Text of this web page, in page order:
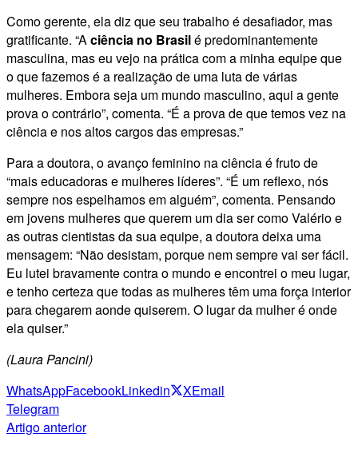
Como gerente, ela diz que seu trabalho é desafiador, mas
gratificante. “Aciência no Brasilé predominantemente
masculina, mas eu vejo na prática com a minha equipe que
o que fazemos é a realização de uma luta de várias
mulheres. Embora seja um mundo masculino, aqui a gente
prova o contrário”, comenta. “É a prova de que temos vez na
ciência e nos altos cargos das empresas.”
Para a doutora, o avanço feminino na ciência é fruto de
“mais educadoras e mulheres líderes”. “É um reflexo, nós
sempre nos espelhamos em alguém”, comenta. Pensando
em jovens mulheres que querem um dia ser como Valério e
as outras cientistas da sua equipe, a doutora deixa uma
mensagem: “Não desistam, porque nem sempre vai ser fácil.
Eu lutei bravamente contra o mundo e encontrei o meu lugar,
e tenho certeza que todas as mulheres têm uma força interior
para chegarem aonde quiserem. O lugar da mulher é onde
ela quiser.”
(Laura Pancini)
WhatsAppFacebookLinkedin XEmail
Telegram
Artigo anterior